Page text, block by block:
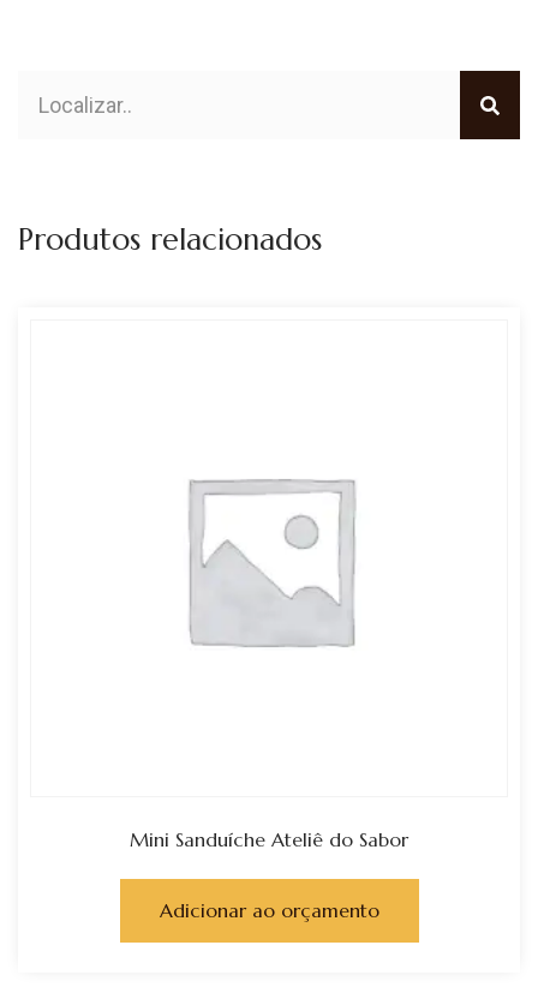
Produtos relacionados
Mini Sanduíche Ateliê do Sabor
Adicionar ao orçamento